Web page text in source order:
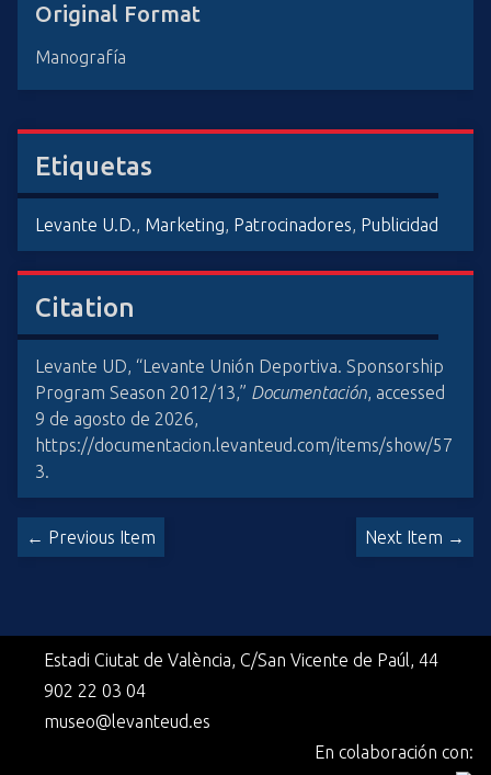
Original Format
Manografía
Etiquetas
Levante U.D., Marketing, Patrocinadores, Publicidad
Citation
Levante UD, “Levante Unión Deportiva. Sponsorship
Program Season 2012/13,” Documentación, accessed
9 de agosto de 2026,
https://documentacion.levanteud.com/items/show/57
3.
← Previous Item Next Item →
Estadi Ciutat de València, C/San Vicente de Paúl, 44
902 22 03 04
museo@levanteud.es
En colaboración con: